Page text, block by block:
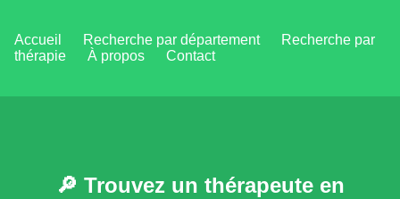
Accueil Recherche par département
Recherche par
thérapie
À propos Contact
🔎 Trouvez un thérapeute en